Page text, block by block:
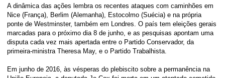
A dinâmica das ações lembra os recentes ataques com caminhões em
Nice (França), Berlim (Alemanha), Estocolmo (Suécia) e na própria
ponte de Westminster, também em Londres. O país tem eleições gerais
marcadas para o próximo dia 8 de junho, e as pesquisas apontam uma
disputa cada vez mais apertada entre o Partido Conservador, da
primeira-ministra Theresa May, e o Partido Trabalhista.
Em junho de 2016, às vésperas do plebiscito sobre a permanência na